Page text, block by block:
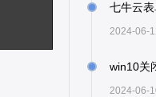
七牛云表
2024-06-
win10关
2024-06-